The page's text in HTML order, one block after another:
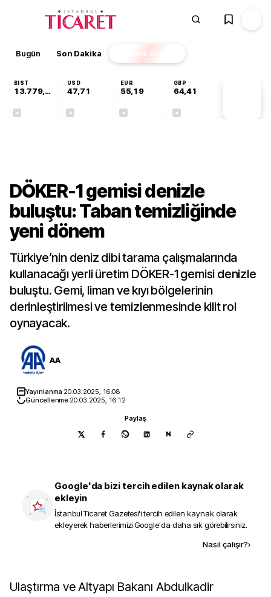
Bugün Son Dakika Finans EKSTRA
BIST
13.779,39
USD
47,71
EUR
55,19
GBP
64,41
DÖKER-1 gemisi denizle
buluştu: Taban temizliğinde
yeni dönem
Türkiye’nin deniz dibi tarama çalışmalarında
kullanacağı yerli üretim DÖKER-1 gemisi denizle
buluştu. Gemi, liman ve kıyı bölgelerinin
derinleştirilmesi ve temizlenmesinde kilit rol
oynayacak.
AA
Yayınlanma 20.03.2025, 16:08
Güncellenme 20.03.2025, 16:12
Paylaş
N
Google'da bizi tercih edilen kaynak olarak
ekleyin
İstanbul Ticaret Gazetesi'i tercih edilen kaynak olarak
ekleyerek haberlerimizi Google'da daha sık görebilirsiniz.
Nasıl çalışır?›
Ulaştırma ve Altyapı Bakanı Abdulkadir